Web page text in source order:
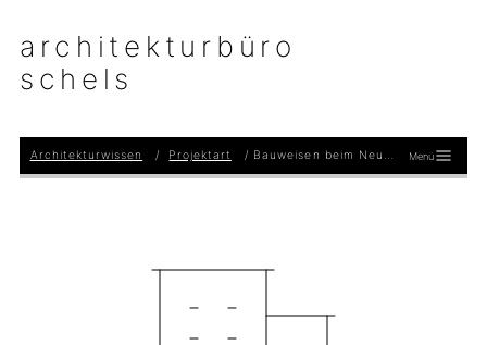
architekturbüro
schels
Architekturwissen Projektart Bauweisen beim Neubau Menü